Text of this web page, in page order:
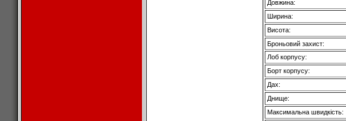
Довжина:
Ширина:
Висота:
Броньовий захист:
Лоб корпусу:
Борт корпусу:
Дах:
Днище:
Максимальна швидкість: